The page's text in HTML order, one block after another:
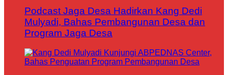
Podcast Jaga Desa Hadirkan Kang Dedi
Mulyadi, Bahas Pembangunan Desa dan
Program Jaga Desa